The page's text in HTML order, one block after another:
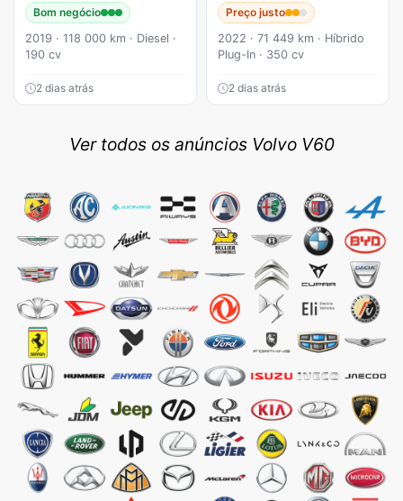
Bom negócio
2019 · 118 000 km · Diesel ·
190 cv
2 dias atrás
Preço justo
2022 · 71 449 km · Híbrido
Plug-In · 350 cv
2 dias atrás
Ver todos os anúncios Volvo V60